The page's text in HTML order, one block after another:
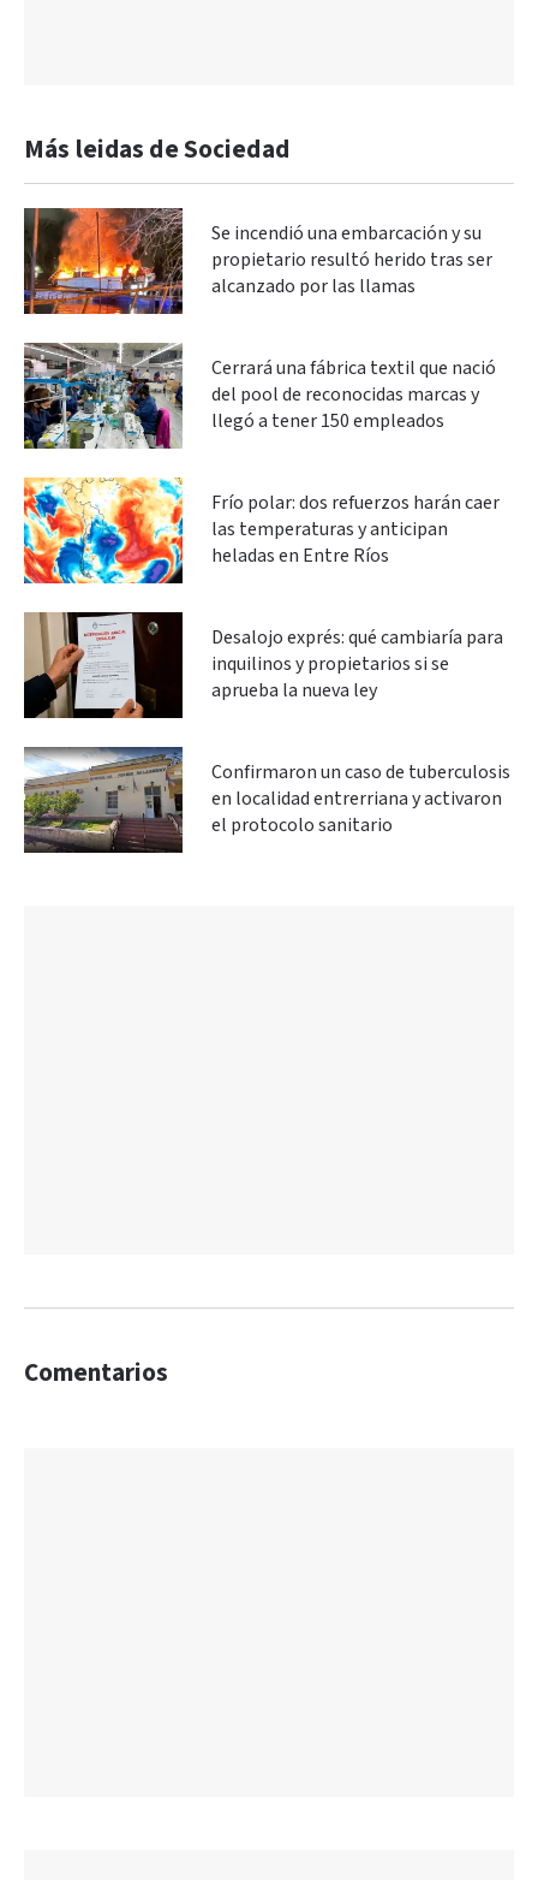
Más leidas de Sociedad
Se incendió una embarcación y su
propietario resultó herido tras ser
alcanzado por las llamas
Cerrará una fábrica textil que nació
del pool de reconocidas marcas y
llegó a tener 150 empleados
Frío polar: dos refuerzos harán caer
las temperaturas y anticipan
heladas en Entre Ríos
Desalojo exprés: qué cambiaría para
inquilinos y propietarios si se
aprueba la nueva ley
Confirmaron un caso de tuberculosis
en localidad entrerriana y activaron
el protocolo sanitario
Comentarios